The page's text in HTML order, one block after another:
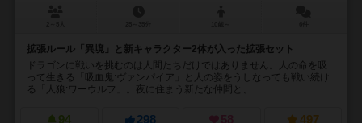
拡張ルール「異境」と新キャラクター2体が入った拡張セット
ドラゴンに戦いを挑むのは人間たちだけではありません。人の命を吸
って生きる「吸血鬼:ヴァンパイア」と人の姿をうしなっても戦い続け
る「人狼:ワーウルフ」。夜に住まう新たな仲間と、...
94 298 58 497